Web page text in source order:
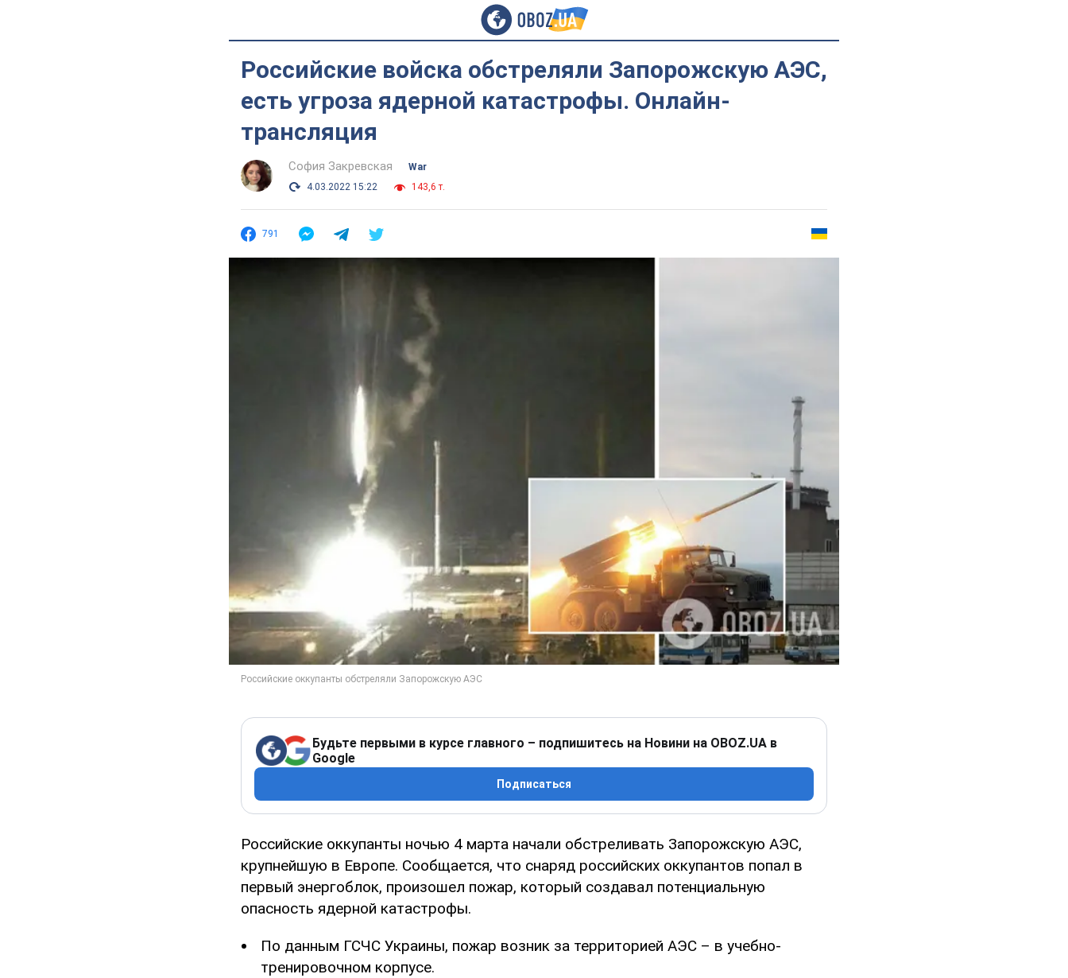
Российские войска обстреляли Запорожскую АЭС,
есть угроза ядерной катастрофы. Онлайн-
трансляция
София Закревская
War
4.03.2022 15:22
143,6 т.
791
Будьте первыми в курсе главного – подпишитесь на Новини на OBOZ.UA в
Google
Подписаться
Российские оккупанты ночью 4 марта начали обстреливать Запорожскую АЭС,
крупнейшую в Европе. Сообщается, что снаряд российских оккупантов попал в
первый энергоблок, произошел пожар, который создавал потенциальную
опасность ядерной катастрофы.
По данным ГСЧС Украины, пожар возник за территорией АЭС – в учебно-
тренировочном корпусе.